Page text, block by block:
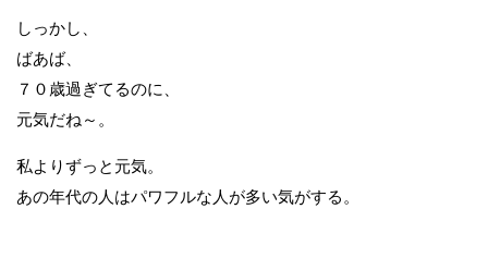
しっかし、
ばあば、
７０歳過ぎてるのに、
元気だね～。
私よりずっと元気。
あの年代の人はパワフルな人が多い気がする。